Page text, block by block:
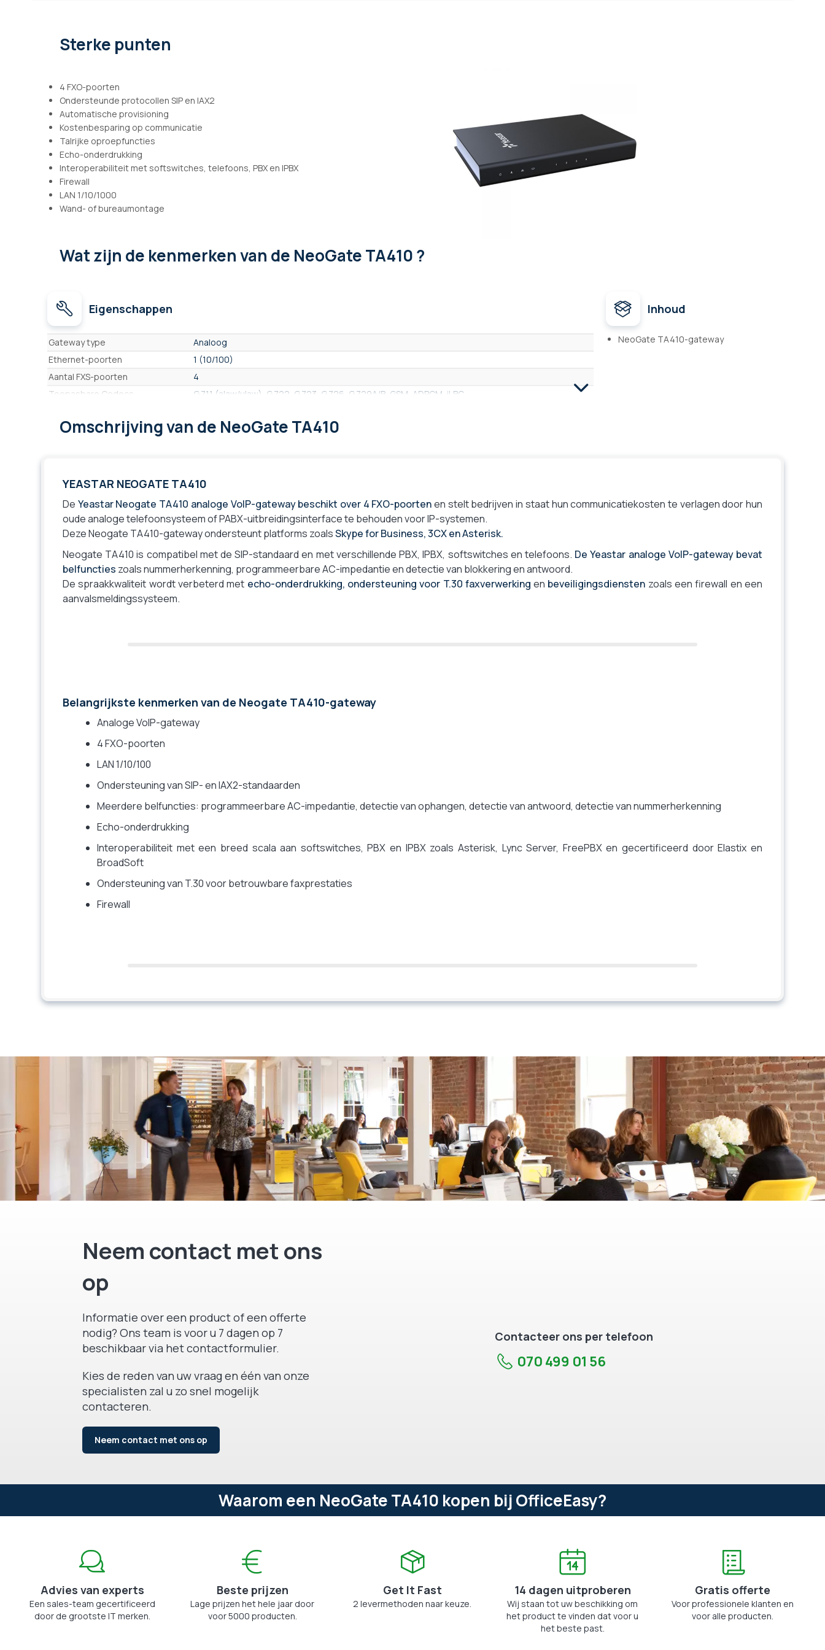
afbeeldingen-
Sterke punten
4 FXO-poorten
Ondersteunde protocollen SIP en IAX2
Automatische provisioning
Kostenbesparing op communicatie
Talrijke oproepfuncties
Echo-onderdrukking
Interoperabiliteit met softswitches, telefoons, PBX en IPBX
Firewall
LAN 1/10/1000
Wand- of bureaumontage
Wat zijn de kenmerkenvan de NeoGate TA410 ?
Eigenschappen
Eigenschappen
Gateway type
Analoog
Ethernet-poorten
1 (10/100)
Aantal FXS-poorten
4
Toepasbare Codecs
G.711 (alaw/ulaw), G.722, G.723, G.726, G.729A/B, GSM, ADPCM, iLBC
Afmetingen
200 × 137 × 25 mm
Inhoud
NeoGate TA410-gateway
Omschrijvingvan de NeoGate TA410
YEASTAR NEOGATE TA410
De Yeastar Neogate TA410 analoge VoIP-gateway beschikt over 4 FXO-poortenen stelt bedrijven in staat hun communicatiekosten te verlagen door hun
oude analoge telefoonsysteem of PABX-uitbreidingsinterface te behouden voor IP-systemen.
Deze Neogate TA410-gateway ondersteunt platforms zoalsSkype for Business, 3CX en Asterisk.
Neogate TA410 is compatibel met de SIP-standaard en met verschillende PBX, IPBX, softswitches en telefoons. De Yeastar analoge VoIP-gateway bevat
belfuncties zoals nummerherkenning, programmeerbare AC-impedantie en detectie van blokkering en antwoord.
De spraakkwaliteit wordt verbeterd met echo-onderdrukking, ondersteuning voor T.30 faxverwerking en beveiligingsdiensten zoals een firewall en een
aanvalsmeldingssysteem.
Belangrijkste kenmerken van de Neogate TA410-gateway
Analoge VoIP-gateway
4 FXO-poorten
LAN 1/10/100
Ondersteuning van SIP- en IAX2-standaarden
Meerdere belfuncties: programmeerbare AC-impedantie, detectie van ophangen, detectie van antwoord, detectie van nummerherkenning
Echo-onderdrukking
Interoperabiliteit met een breed scala aan softswitches, PBX en IPBX zoals Asterisk, Lync Server, FreePBX en gecertificeerd door Elastix en
BroadSoft
Ondersteuning van T.30 voor betrouwbare faxprestaties
Firewall
Neem contact met ons
op
Informatie over een product of een offerte
nodig? Ons team is voor u 7 dagen op 7
beschikbaar via het contactformulier.
Kies de reden van uw vraag en één van onze
specialisten zal u zo snel mogelijk
contacteren.
Neem contact met ons op
Contacteer ons per telefoon
070 499 01 56
Waarom een NeoGate TA410 kopen bij OfficeEasy?
Advies van experts
Een sales-team gecertificeerd
door de grootste IT merken.
Beste prijzen
Lage prijzen het hele jaar door
voor 5000 producten.
Get It Fast
2 levermethoden naar keuze.
14 dagen uitproberen
Wij staan tot uw beschikking om
het product te vinden dat voor u
het beste past.
Gratis offerte
Voor professionele klanten en
voor alle producten.